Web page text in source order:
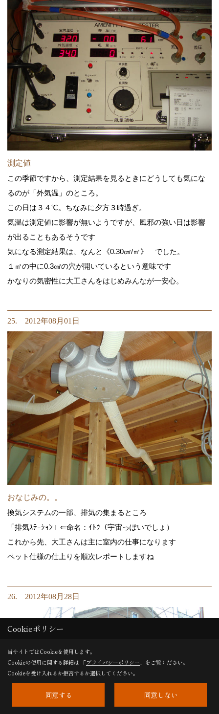
測定値
この季節ですから、測定結果を見るときにどうしても気にな
るのが「外気温」のところ。
この日は３４℃。ちなみに夕方３時過ぎ。
気温は測定値に影響が無いようですが、風邪の強い日は影響
が出ることもあるそうです
気になる測定結果は、なんと《0.30㎠/㎡》 でした。
１㎡の中に0.3㎠の穴が開いているという意味です
かなりの気密性に大工さんをはじめみんなが一安心。
25. 2012年08月01日
おなじみの。。
換気システムの一部、排気の集まるところ
「排気ｽﾃｰｼｮﾝ」⇐命名：ｲﾄｳ（宇宙っぽいでしょ）
これから先、大工さんは主に室内の仕事になります
ペット仕様の仕上りを順次レポートしますね
26. 2012年08月28日
Cookieポリシー
当サイトではCookieを使用します。
Cookieの使用に関する詳細は 「プライバシーポリシー 」をご覧ください。
Cookieを受け入れるか拒否するか選択してください。
同意する 同意しない